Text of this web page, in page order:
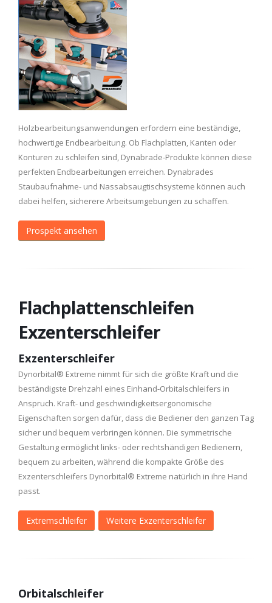
Holzbearbeitungsanwendungen erfordern eine beständige,
hochwertige Endbearbeitung. Ob Flachplatten, Kanten oder
Konturen zu schleifen sind, Dynabrade-Produkte können diese
perfekten Endbearbeitungen erreichen. Dynabrades
Staubaufnahme- und Nassabsaugtischsysteme können auch
dabei helfen, sicherere Arbeitsumgebungen zu schaffen.
Prospekt ansehen
Flachplattenschleifen
Exzenterschleifer
Exzenterschleifer
Dynorbital® Extreme nimmt für sich die größte Kraft und die
beständigste Drehzahl eines Einhand-Orbitalschleifers in
Anspruch. Kraft- und geschwindigkeitsergonomische
Eigenschaften sorgen dafür, dass die Bediener den ganzen Tag
sicher und bequem verbringen können. Die symmetrische
Gestaltung ermöglicht links- oder rechtshändigen Bedienern,
bequem zu arbeiten, während die kompakte Größe des
Exzenterschleifers Dynorbital® Extreme natürlich in ihre Hand
passt.
Extremschleifer Weitere Exzenterschleifer
Orbitalschleifer